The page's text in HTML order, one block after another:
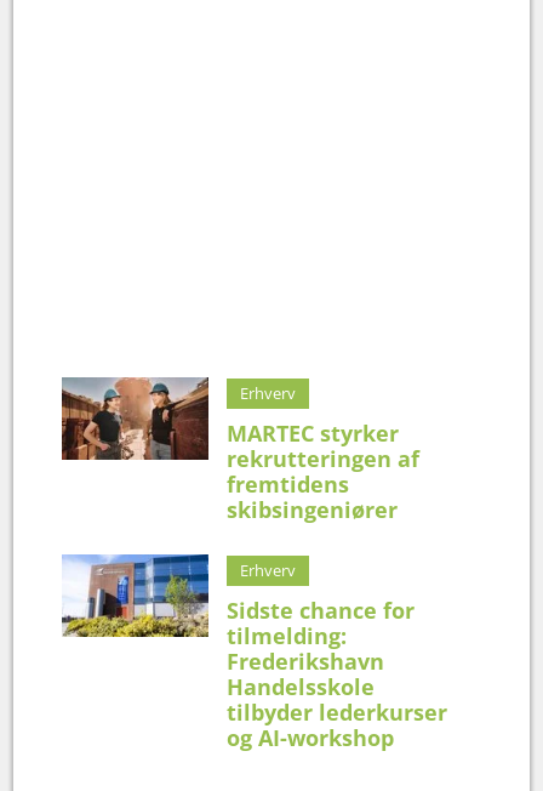
Erhverv
MARTEC styrker
rekrutteringen af
fremtidens
skibsingeniører
Erhverv
Sidste chance for
tilmelding:
Frederikshavn
Handelsskole
tilbyder lederkurser
og AI-workshop